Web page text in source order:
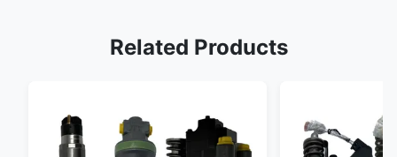
Related Products